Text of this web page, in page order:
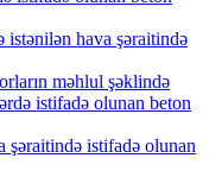
hava şəraitində
məhlul şəklində
istifadə olunan beton
istifadə olunan